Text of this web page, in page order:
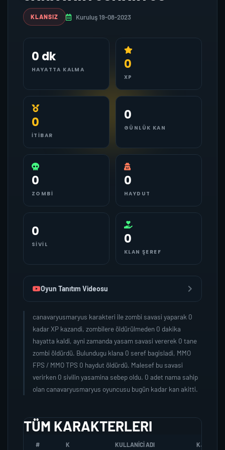
KLANSIZ Kuruluş 19-08-2023
0 dk
HAYATTA KALMA 0
XP
0
İTIBAR
0
GÜNLÜK KAN
0
ZOMBI
0
HAYDUT
0
SIVIL 0
KLAN ŞEREF
Oyun Tanıtım Videosu
canavaryusmaryus karakteri ile zombi savasi yaparak 0
kadar XP kazandi, zombilere öldürülmeden 0 dakika
hayatta kaldi, ayni zamanda yasam savasi vererek 0 tane
zombi öldürdü. Bulundugu klana 0 seref bagisladi, MMO
FPS / MMO TPS 0 haydut öldürdü. Malesef bu savasi
verirken 0 sivilin yasamina sebep oldu. 0 adet nama sahip
olan canavaryusmaryus oyuncusu bugün kadar kan akitti.
TÜM KARAKTERLERI
# K KULLANICI ADI K.SEREFI